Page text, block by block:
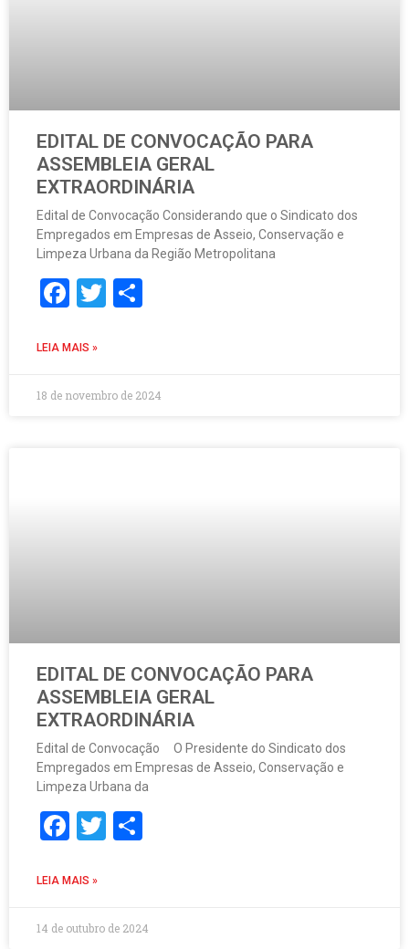
EDITAL DE CONVOCAÇÃO PARA
ASSEMBLEIA GERAL
EXTRAORDINÁRIA
Edital de Convocação Considerando que o Sindicato dos
Empregados em Empresas de Asseio, Conservação e
Limpeza Urbana da Região Metropolitana
Facebook
Twitter
LEIA MAIS »
18 de novembro de 2024
EDITAL DE CONVOCAÇÃO PARA
ASSEMBLEIA GERAL
EXTRAORDINÁRIA
Edital de Convocação O Presidente do Sindicato dos
Empregados em Empresas de Asseio, Conservação e
Limpeza Urbana da
Facebook
Twitter
LEIA MAIS »
14 de outubro de 2024